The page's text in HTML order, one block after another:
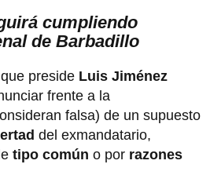
cumpliendo
de Barbadillo
preside Luis Jiménez
frente a la
falsa) de un supuesto
del exmandatario,
tipo común o por razones